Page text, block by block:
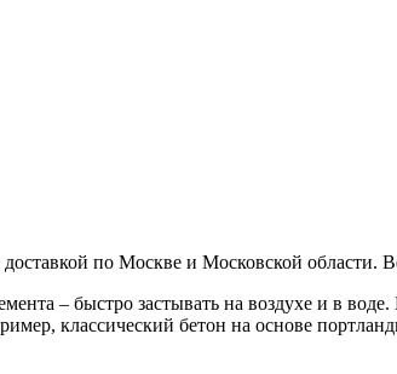
по Москве и Московской области.
– быстро застывать на воздухе и в
классический бетон на основе